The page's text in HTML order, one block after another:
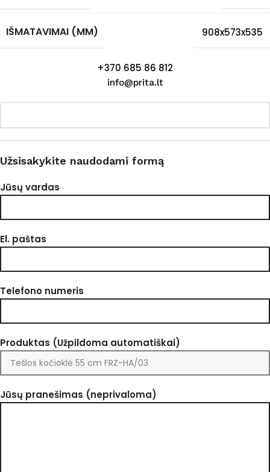
IŠMATAVIMAI (MM) 908x573x535
+370 685 86 812
info@prita.lt
Užsisakykite naudodami formą
Jūsų vardas
El. paštas
Telefono numeris
Produktas (Užpildoma automatiškai)
Jūsų pranešimas (neprivaloma)